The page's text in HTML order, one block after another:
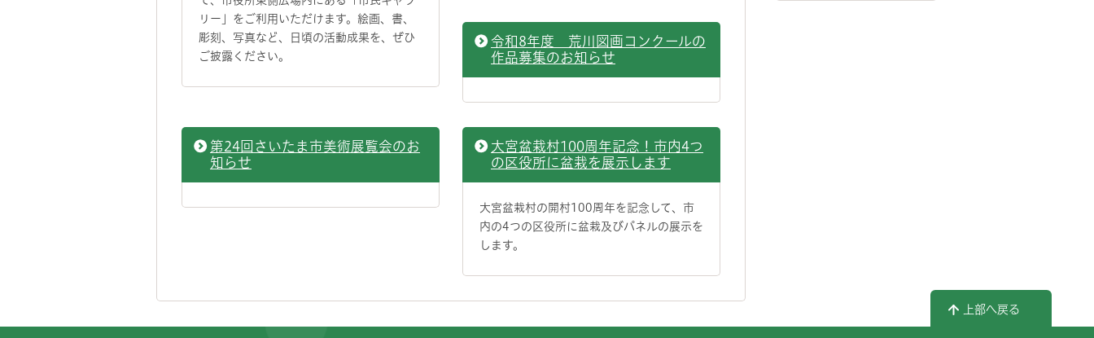
リー」をご利用いただけます。絵画、書、
彫刻、写真など、日頃の活動成果を、ぜひ
ご披露ください。
令和8年度 荒川図画コンクールの
作品募集のお知らせ
第24回さいたま市美術展覧会のお
知らせ
大宮盆栽村100周年記念！市内4つ
の区役所に盆栽を展示します
大宮盆栽村の開村100周年を記念して、市
内の4つの区役所に盆栽及びパネルの展示を
します。
上部へ戻る